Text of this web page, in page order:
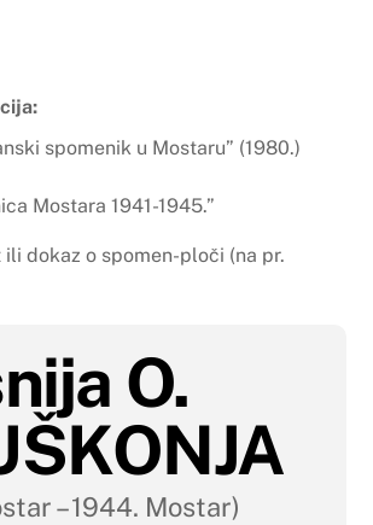
spomenik u Mostaru” (1980.)
Mostara 1941-1945.”
dokaz o spomen-ploči (na pr.
O.
– 1944. Mostar)